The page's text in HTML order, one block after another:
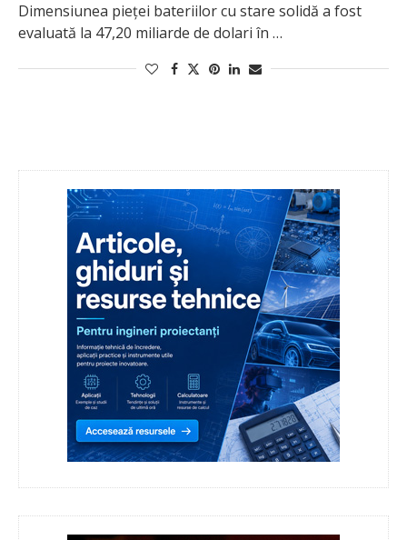
Dimensiunea pieței bateriilor cu stare solidă a fost
evaluată la 47,20 miliarde de dolari în …